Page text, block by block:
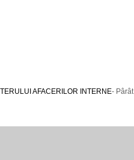
AFACERILOR INTERNE- Pârât